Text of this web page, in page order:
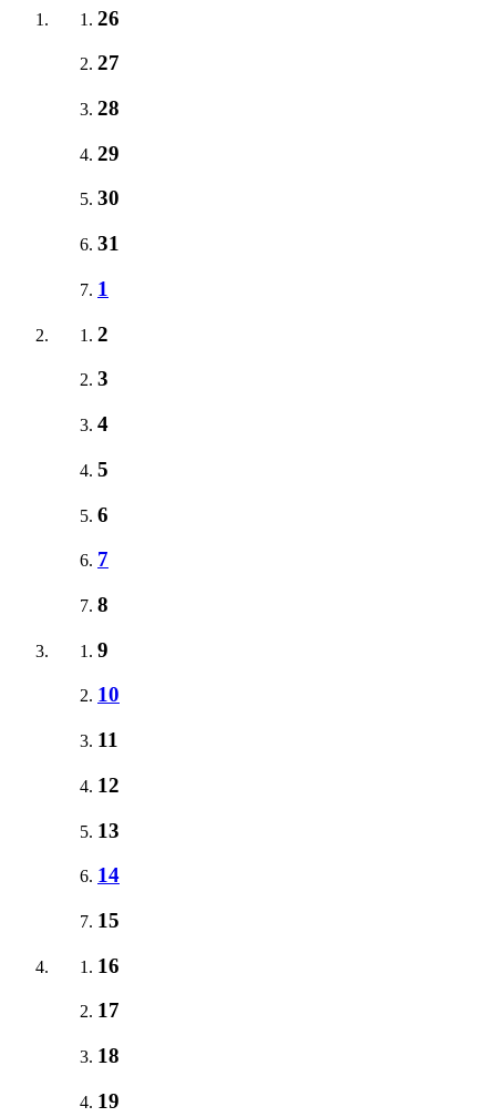
26
27
28
29
30
31
1
2
3
4
5
6
7
8
9
10
11
12
13
14
15
16
17
18
19